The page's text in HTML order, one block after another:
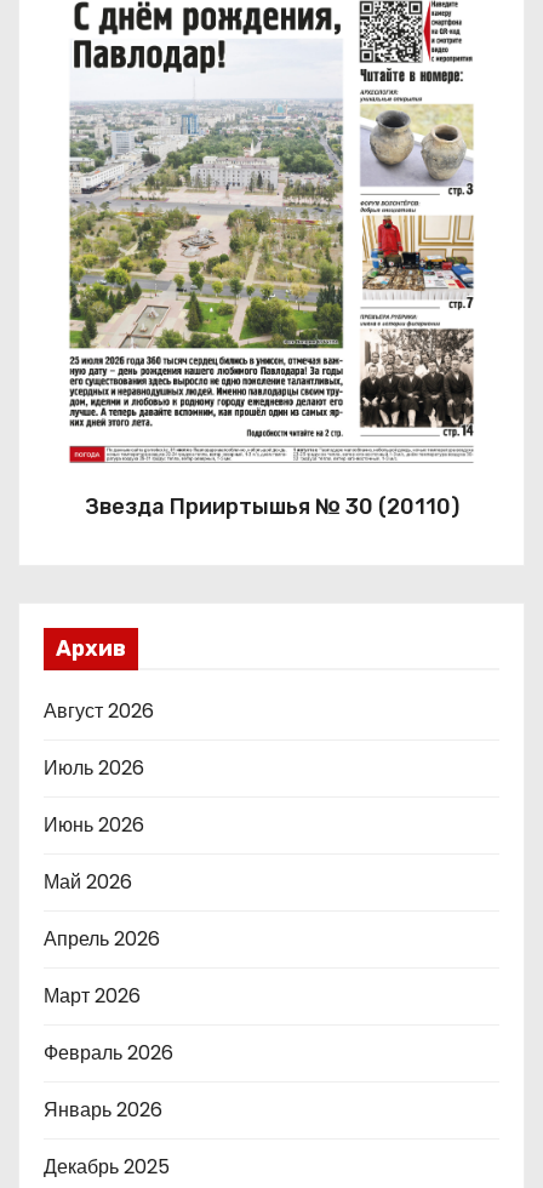
Звезда Прииртышья № 30 (20110)
Архив
Август 2026
Июль 2026
Июнь 2026
Май 2026
Апрель 2026
Март 2026
Февраль 2026
Январь 2026
Декабрь 2025